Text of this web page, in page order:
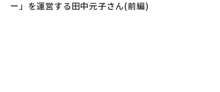
ー」を運営する田中元子さん(前編)